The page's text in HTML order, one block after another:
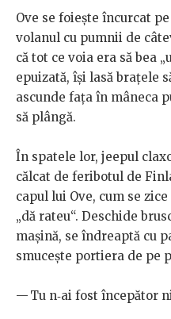
Ove se foiește încurcat
volanul cu pumnii de
că tot ce voia era să bea
epuizată, își lasă brațele
ascunde fața în mâneca
să plângă.
În spatele lor, jeepul
călcat de feribotul de
capul lui Ove, cum se
„dă rateu“. Deschide
mașină, se îndreaptă cu
smucește portiera de pe
— Tu n‑ai fost începător